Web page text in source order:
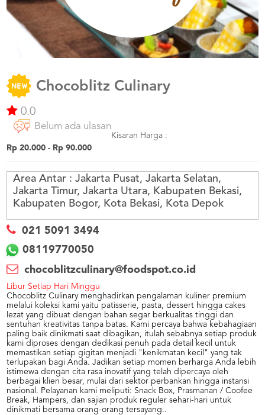
US
CATERERS
CONDITIONS
CENTER
021
5091
3494
Chocoblitz Culinary
0.0
Belum ada ulasan
Kisaran Harga :
Rp 20.000 - Rp 90.000
Area Antar : Jakarta Pusat, Jakarta Selatan,
Jakarta Timur, Jakarta Utara, Kabupaten Bekasi,
Kabupaten Bogor, Kota Bekasi, Kota Depok
021 5091 3494
08119770050
chocoblitzculinary@foodspot.co.id
Libur Setiap Hari Minggu
Chocoblitz Culinary menghadirkan pengalaman kuliner premium
melalui koleksi kami yaitu patisserie, pasta, dessert hingga cakes
lezat yang dibuat dengan bahan segar berkualitas tinggi dan
sentuhan kreativitas tanpa batas. Kami percaya bahwa kebahagiaan
paling baik dinikmati saat dibagikan, itulah sebabnya setiap produk
kami diproses dengan dedikasi penuh pada detail kecil untuk
memastikan setiap gigitan menjadi "kenikmatan kecil" yang tak
terlupakan bagi Anda. Jadikan setiap momen berharga Anda lebih
istimewa dengan cita rasa inovatif yang telah dipercaya oleh
berbagai klien besar, mulai dari sektor perbankan hingga instansi
nasional. Pelayanan kami meliputi: Snack Box, Prasmanan / Coofee
Break, Hampers, dan sajian produk reguler sehari-hari untuk
dinikmati bersama orang-orang tersayang..